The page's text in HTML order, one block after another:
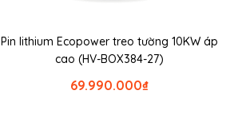
Pin lithium Ecopower treo tường 10KW áp
cao (HV-BOX384-27)
₫
69.990.000